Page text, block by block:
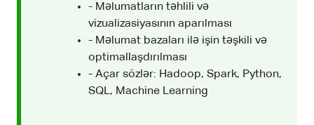
- Məlumatların təhlili və
vizualizasiyasının aparılması
- Məlumat bazaları ilə işin təşkili və
optimallaşdırılması
- Açar sözlər: Hadoop, Spark, Python,
SQL, Machine Learning